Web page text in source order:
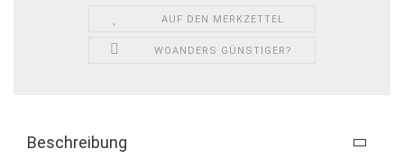
AUF DEN MERKZETTEL
WOANDERS GÜNSTIGER?
Beschreibung